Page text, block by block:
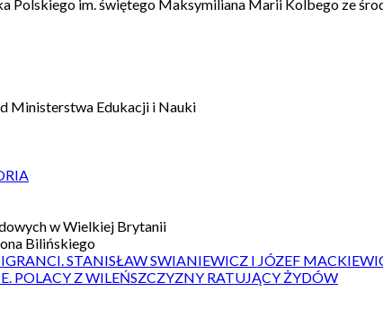
Polskiego im. świętego Maksymiliana Marii Kolbego ze
Ministerstwa Edukacji i Nauki
w Wielkiej Brytanii
Bilińskiego
STANISŁAW SWIANIEWICZ I JÓZEF
POLACY Z WILEŃSZCZYZNY RATUJĄCY ŻYDÓW